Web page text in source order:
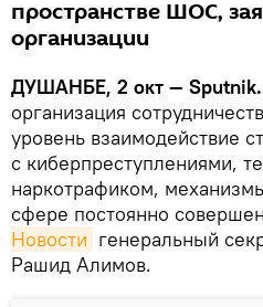
пространстве ШОС,
организации
ДУШАНБЕ, 2 окт — Sputnik.
организация
уровень взаимодействие
с киберпреступлениями,
наркотрафиком,
сфере постоянно
Новости генеральный
Рашид Алимов.